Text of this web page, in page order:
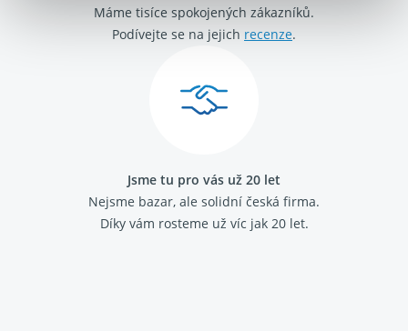
Máme tisíce spokojených zákazníků.
Podívejte se na jejich recenze.
Jsme tu pro vás už 20 let
Nejsme bazar, ale solidní česká firma.
Díky vám rosteme už víc jak 20 let.